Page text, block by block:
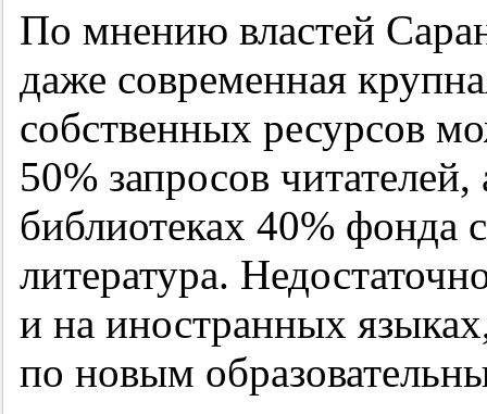
По мнению властей
даже современная
собственных ресурсов
50% запросов
библиотеках 40% фонда
литература.
и на иностранных
по новым